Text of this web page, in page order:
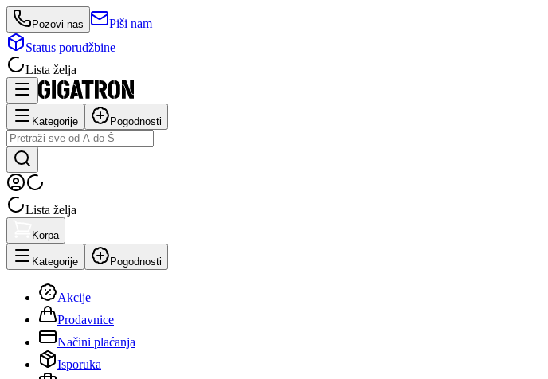
Pozovi nas
Piši nam
Status porudžbine
Lista želja
Kategorije Pogodnosti
Lista želja
Korpa
Kategorije Pogodnosti
Akcije
Prodavnice
Načini plaćanja
Isporuka